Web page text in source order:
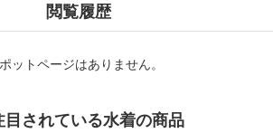
閲覧履歴
ットページはありません。
されている水着の商品